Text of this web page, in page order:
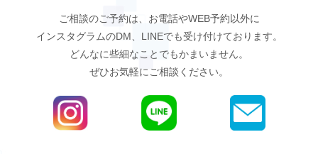
5
歯を動かすことにより歯根が吸収して短くな
ることがあります。また、歯茎がやせて下がるこ
とがあります。
ごく稀に歯が骨と癒着していて歯が動かない
ことがあります。
ご相談のご予約は、お電話やWEB予約以外に
インスタグラムのDM、LINEでも受け付けております。
どんなに些細なことでもかまいません。
ぜひお気軽にご相談ください。